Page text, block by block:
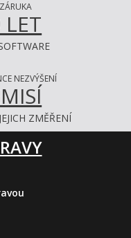
ZÁRUKA
LET
NEZVÝŠENÍ
ZMĚŘENÍ